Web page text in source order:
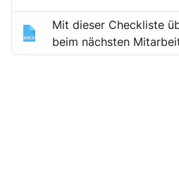
Mit dieser Checkliste
beim nächsten